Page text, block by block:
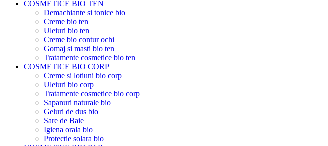
COSMETICE BIO TEN
Demachiante si tonice bio
Creme bio ten
Uleiuri bio ten
Creme bio contur ochi
Gomaj si masti bio ten
Tratamente cosmetice bio ten
COSMETICE BIO CORP
Creme si lotiuni bio corp
Uleiuri bio corp
Tratamente cosmetice bio corp
Sapanuri naturale bio
Geluri de dus bio
Sare de Baie
Igiena orala bio
Protectie solara bio